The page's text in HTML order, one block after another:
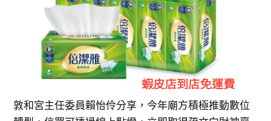
敦和宮主任委員賴怡伶分享，今年廟方積極推動數位